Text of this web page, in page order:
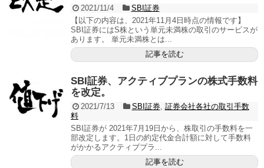
2021/11/4
SBI証券
【以下の内容は、2021年11月4日時点の情報です】
SBI証券にはS株という単元未満株の取引のサービスが
あります。 単元未満株とは...
記事を読む
SBI証券、アクティブプランの株式手数料
を改定。
2021/7/13 SBI証券, 証券会社各社の取引手数
料
SBI証券が 2021年7月19日から、株取引の手数料を一
部改定します。1日の約定代金合計額に対して手数料
がかかるアクティブプラ...
記事を読む